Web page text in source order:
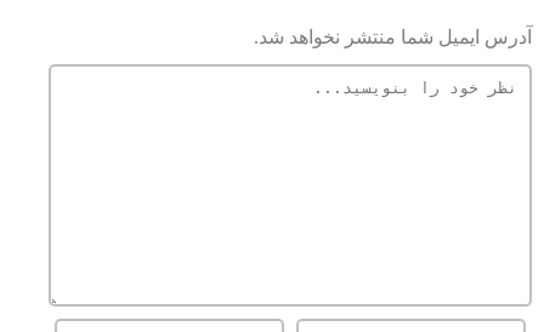
آدرس ایمیل شما منتشر نخواهد شد.